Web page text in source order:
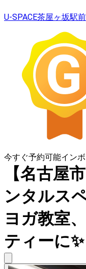
U-SPACE茶屋ヶ坂駅
今すぐ予約可能イン
【名古屋
ンタルス
ヨガ教室
ティーに✨